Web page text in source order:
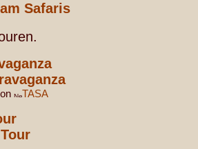
Safaris
TASA